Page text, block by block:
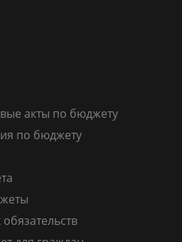
акты по бюджету
по бюджету